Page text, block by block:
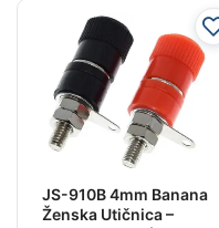
JS-910B 4mm Banana
Ženska Utičnica –